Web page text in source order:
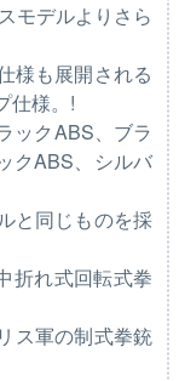
モデルよりさら
様も展開される
仕様。!
ックABS、ブラ
クABS、シルバ
と同じものを採
折れ式回転式拳
ス軍の制式拳銃